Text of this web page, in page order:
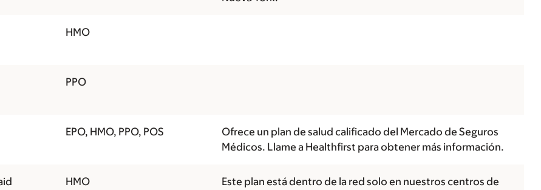
HMO
PPO
EPO, HMO, PPO, POS
Ofrece un plan de salud calificado del Mercado de Seguros
Médicos. Llame a Healthfirst para obtener más información.
HMO
Este plan está dentro de la red solo en nuestros centros de